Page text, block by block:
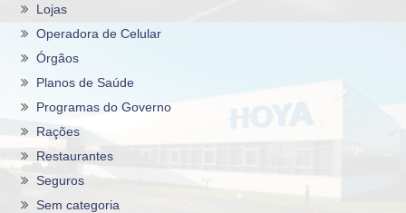
Lojas
Operadora de Celular
Órgãos
Planos de Saúde
Programas do Governo
Rações
Restaurantes
Seguros
Sem categoria